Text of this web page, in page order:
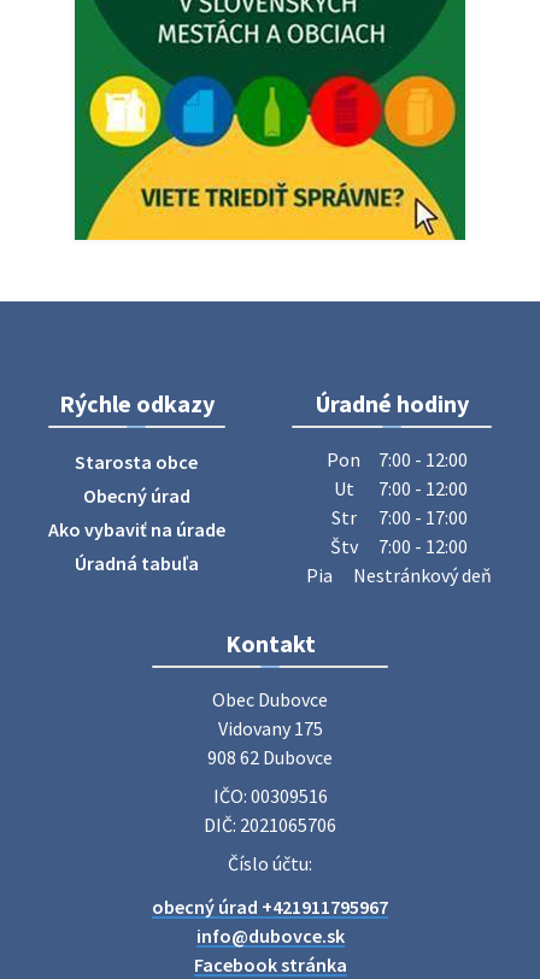
Vážený občan, zajtra 5. 8. sa bude zvážať komunálny odpad.
4. augusta 2026 15:30
Dnešný zvoz odpadu
Vážený občan, dnes 5. 8. sa zváža komunálny odpad.
5. augusta 2026 05:00
ZBER ŽELEZA
Obecný úrad oznamuje občanom, že v stredu 29. júla 2026
sa v našej obci uskutoční zber železa. Pracovníci Obecného
úradu budú od 8.00 hod. prechádzať obcou a zbierať
železný odpad …
27. júla 2026 06:31
Zájazd do Veľkého Medera
Základná organizácia Únie žien Slovenska Dubovce
srdečne pozýva svoje členky, ich rodinných príslušníkov aj
priateľov na jednodňový zájazd na termálne kúpalisko
Poradne komplexnej pomoci
diskrétne komplexné odborné poradenstvo. Tím
odborníkov Vám pomôžte nájsť riešenie v piatich kľúčových
oblastiach: právo rodina a v…
Rýchle odkazy
Starosta obce
Obecný úrad
Ako vybaviť na úrade
Úradná tabuľa
Úradné hodiny
Pon
7:00 - 12:00
Ut
7:00 - 12:00
Str
7:00 - 17:00
Štv
7:00 - 12:00
Pia
Nestránkový deň
Kontakt
Obec Dubovce
Vidovany 175
908 62 Dubovce
IČO: 00309516
DIČ: 2021065706
Číslo účtu:
obecný úrad +421911795967
info@dubovce.sk
Facebook stránka